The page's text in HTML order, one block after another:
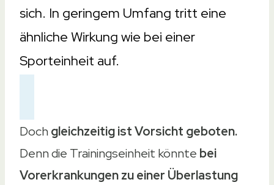
sich. In geringem Umfang tritt eine
ähnliche Wirkung wie bei einer
Sporteinheit auf.
Dochgleichzeitig ist Vorsicht geboten.
Denn die Trainingseinheit könnte bei
Vorerkrankungen zu einer Überlastung